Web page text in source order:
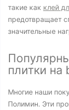
такие как клей
предотвращает
значительные
плитки на
Многие наши
Полимин. Эти